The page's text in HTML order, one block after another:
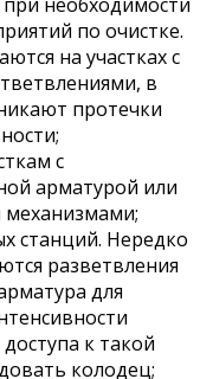
по очистке.
на участках с
в
протечки
с
арматурой или
станций. Нередко
разветвления
для
к такой
колодец;